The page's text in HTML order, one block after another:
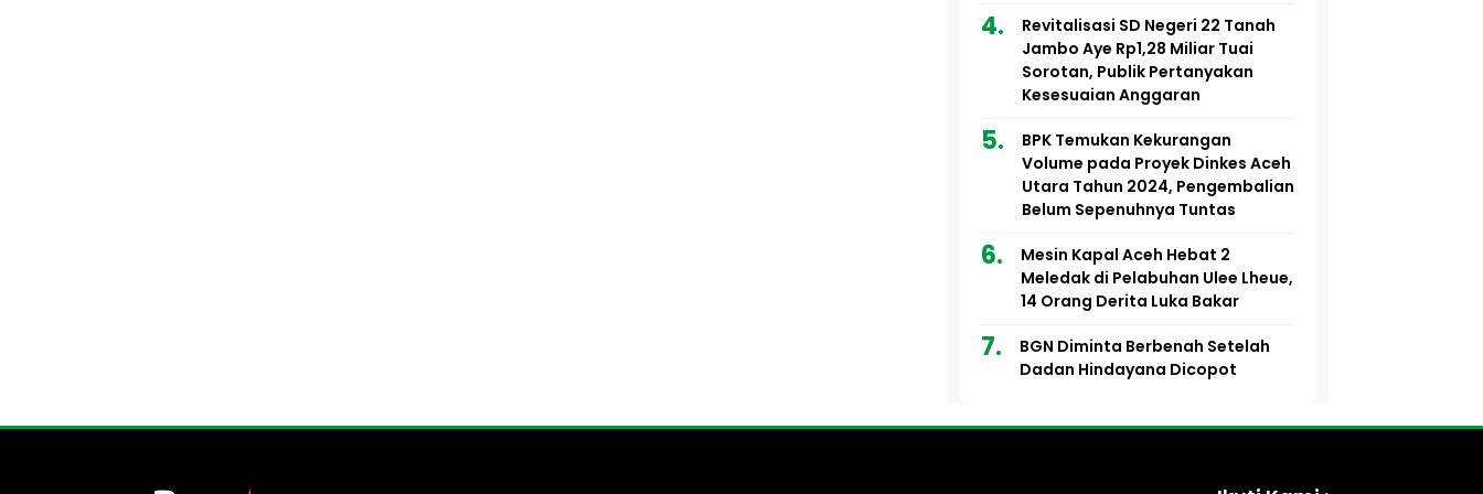
Revitalisasi SD Negeri 22 Tanah
Jambo Aye Rp1,28 Miliar Tuai
Sorotan, Publik Pertanyakan
Kesesuaian Anggaran
BPK Temukan Kekurangan
Volume pada Proyek Dinkes Aceh
Utara Tahun 2024, Pengembalian
Belum Sepenuhnya Tuntas
Mesin Kapal Aceh Hebat 2
Meledak di Pelabuhan Ulee Lheue,
14 Orang Derita Luka Bakar
BGN Diminta Berbenah Setelah
Dadan Hindayana Dicopot